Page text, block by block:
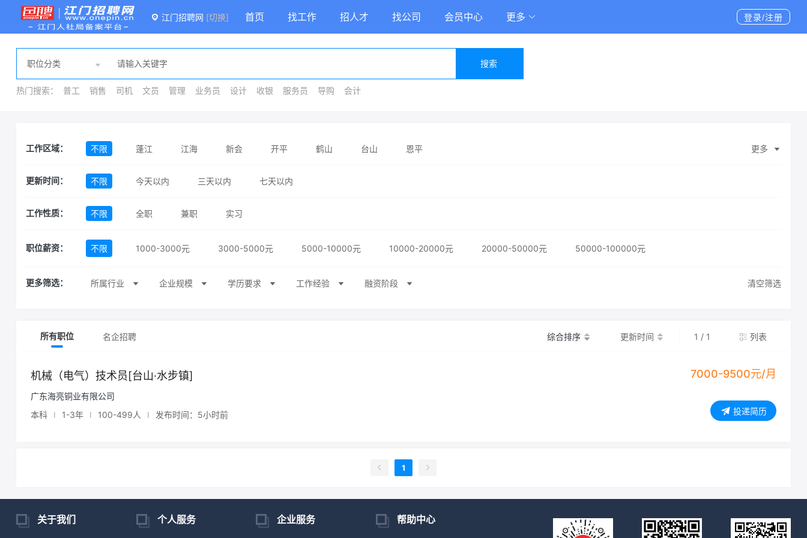
江门招聘网 [切换] 首页 找工作 招人才 找公司 会员中心 更多 登录/注册
搜索
热门搜索： 普工 销售 司机 文员 管理 业务员 设计 收银 服务员 导购 会计
工作区域： 不限 蓬江 江海 新会 开平 鹤山 台山 恩平 更多
更新时间： 不限 今天以内 三天以内 七天以内
工作性质： 不限 全职 兼职 实习
职位薪资： 不限 1000-3000元 3000-5000元 5000-10000元 10000-20000元 20000-50000元 50000-100000元
更多筛选： 所属行业 企业规模 学历要求 工作经验 融资阶段 清空筛选
所有职位 名企招聘 综合排序 更新时间 1 / 1 列表
机械（电气）技术员[台山·水步镇]
广东海亮铜业有限公司
本科
I 1-3年 I 100-499人 I 发布时间：5小时前
7000-9500元/月
投递简历
1
关于我们 个人服务 企业服务 帮助中心